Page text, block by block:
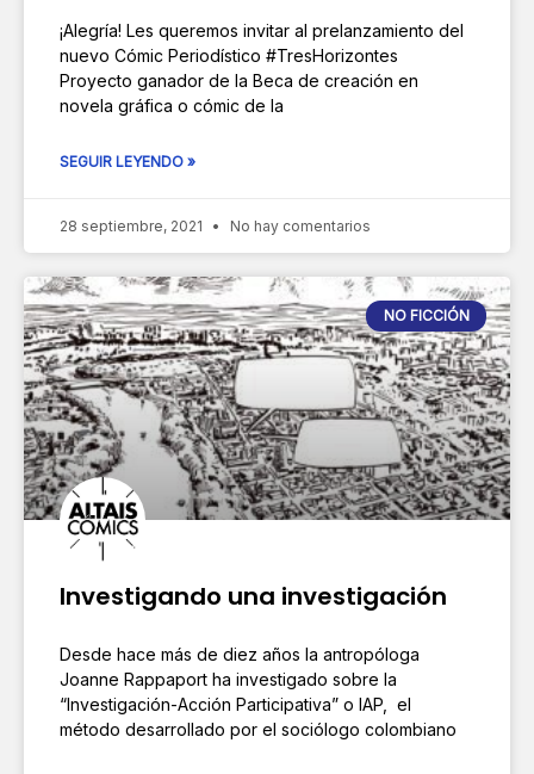
¡Alegría! Les queremos invitar al prelanzamiento del
nuevo Cómic Periodístico #TresHorizontes
Proyecto ganador de la Beca de creación en
novela gráfica o cómic de la
SEGUIR LEYENDO »
28 septiembre, 2021 No hay comentarios
NO FICCIÓN
Investigando una investigación
Desde hace más de diez años la antropóloga
Joanne Rappaport ha investigado sobre la
“Investigación-Acción Participativa” o IAP, el
método desarrollado por el sociólogo colombiano